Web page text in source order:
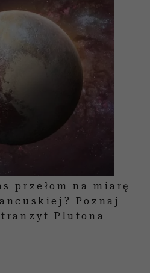
przełom na miarę
Poznaj
Plutona